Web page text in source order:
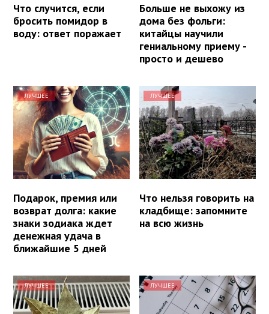
Что случится, если
бросить помидор в
воду: ответ поражает
Больше не выхожу из
дома без фольги:
китайцы научили
гениальному приему -
просто и дешево
ЛУЧШЕЕ
Подарок, премия или
возврат долга: какие
знаки зодиака ждет
денежная удача в
ближайшие 5 дней
ЛУЧШЕЕ
Что нельзя говорить на
кладбище: запомните
на всю жизнь
ЛУЧШЕЕ ЛУЧШЕЕ